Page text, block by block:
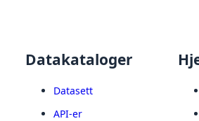
Datakataloger
Datasett
API-er